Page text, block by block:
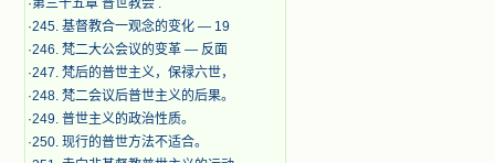
·第三十五章 普世教会 .
·245. 基督教合一观念的变化 — 19
·246. 梵二大公会议的变革 — 反面
·247. 梵后的普世主义，保禄六世，
·248. 梵二会议后普世主义的后果。
·249. 普世主义的政治性质。
·250. 现行的普世方法不适合。